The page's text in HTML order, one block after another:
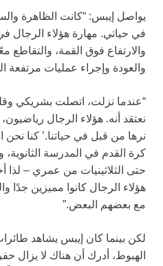
يواصل إيبس: “كانت الظاهرة
في حياتي. مهارة هؤلاء
والارتفاع فوق القمة، والتقاطع
والعودة وإجراء عمليات مرتفعة
“عندما نزلت، اتصلت بشريكي
نعتقد أنه. هؤلاء الرجال
نرها من قبل في حياتنا.’ كنا نحن
كرة القدم في المدرسة
حتى الثلاثينيات من عمري – لذا
هؤلاء الرجال كانوا مميزين جدًا
مع بعضهم البعض.”
الهبوط، أدرك أن هناك لا يزال